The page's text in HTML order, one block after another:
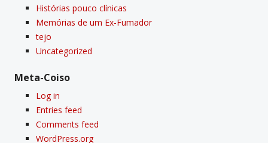
Histórias pouco clí­nicas
Memórias de um Ex-Fumador
tejo
Uncategorized
Meta-Coiso
Log in
Entries feed
Comments feed
WordPress.org